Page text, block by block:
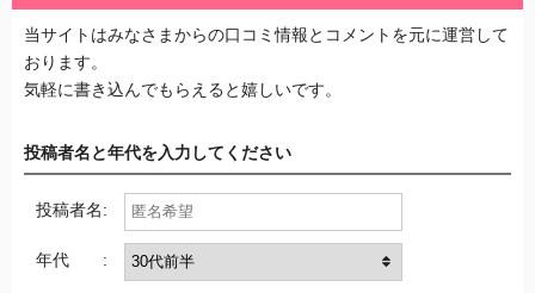
当サイトはみなさまからの口コミ情報とコメントを元に運営して
おります。
気軽に書き込んでもらえると嬉しいです。
投稿者名と年代を入力してください
投稿者名:
年代 :